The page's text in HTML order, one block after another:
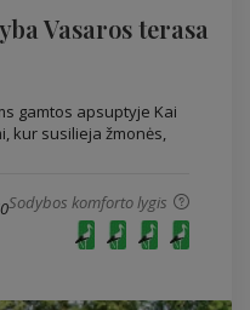
Vasaros terasa
gamtos apsuptyje Kai
kur susilieja žmonės,
Sodybos komforto lygis